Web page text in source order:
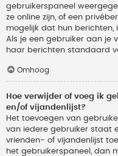
gebruikerspaneel
ze online zijn, of een
mogelijk dat hun berichten,
Als je een gebruiker aan je
haar berichten standaard
Omhoog
Hoe verwijder of voeg ik
en/of vijandenlijst?
Het toevoegen van
van iedere gebruiker staat
vrienden- of vijandenlijst
het gebruikerspaneel, dan